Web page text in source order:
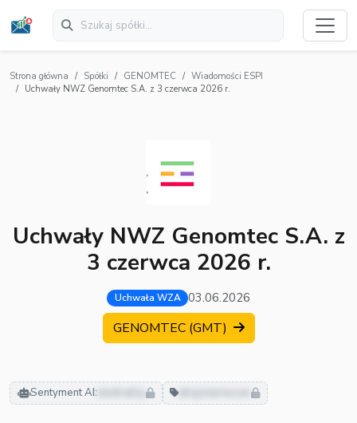
Strona główna Spółki GENOMTEC
Wiadomości ESPI
Uchwały NWZ Genomtec S.A. z 3 czerwca 2026 r.
Uchwały NWZ Genomtec S.A. z
3 czerwca 2026 r.
Uchwała WZA 03.06.2026
GENOMTEC (GMT)
Sentyment AI: neutralny